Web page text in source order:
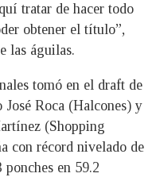
tratar de hacer todo
obtener el título”,
las águilas.
tomó en el draft de
José Roca (Halcones) y
(Shopping
con récord nivelado de
en 59.2